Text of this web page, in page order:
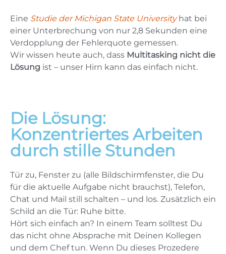
Eine Studie der Michigan State Universityhat bei
einer Unterbrechung von nur 2,8 Sekunden eine
Verdopplung der Fehlerquote gemessen.
Wir wissen heute auch, dass Multitasking nicht die
Lösung ist – unser Hirn kann das einfach nicht.
Die Lösung:
Konzentriertes Arbeiten
durch stille Stunden
Tür zu, Fenster zu (alle Bildschirmfenster, die Du
für die aktuelle Aufgabe nicht brauchst), Telefon,
Chat und Mail still schalten – und los. Zusätzlich ein
Schild an die Tür: Ruhe bitte.
Hört sich einfach an? In einem Team solltest Du
das nicht ohne Absprache mit Deinen Kollegen
und dem Chef tun. Wenn Du dieses Prozedere